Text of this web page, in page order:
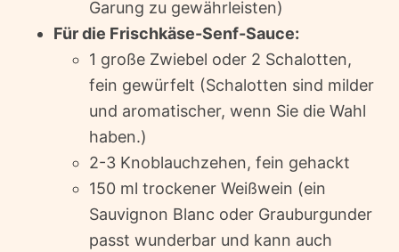
Garung zu gewährleisten)
Für die Frischkäse-Senf-Sauce:
1 große Zwiebel oder 2 Schalotten,
fein gewürfelt (Schalotten sind milder
und aromatischer, wenn Sie die Wahl
haben.)
2-3 Knoblauchzehen, fein gehackt
150 ml trockener Weißwein (ein
Sauvignon Blanc oder Grauburgunder
passt wunderbar und kann auch